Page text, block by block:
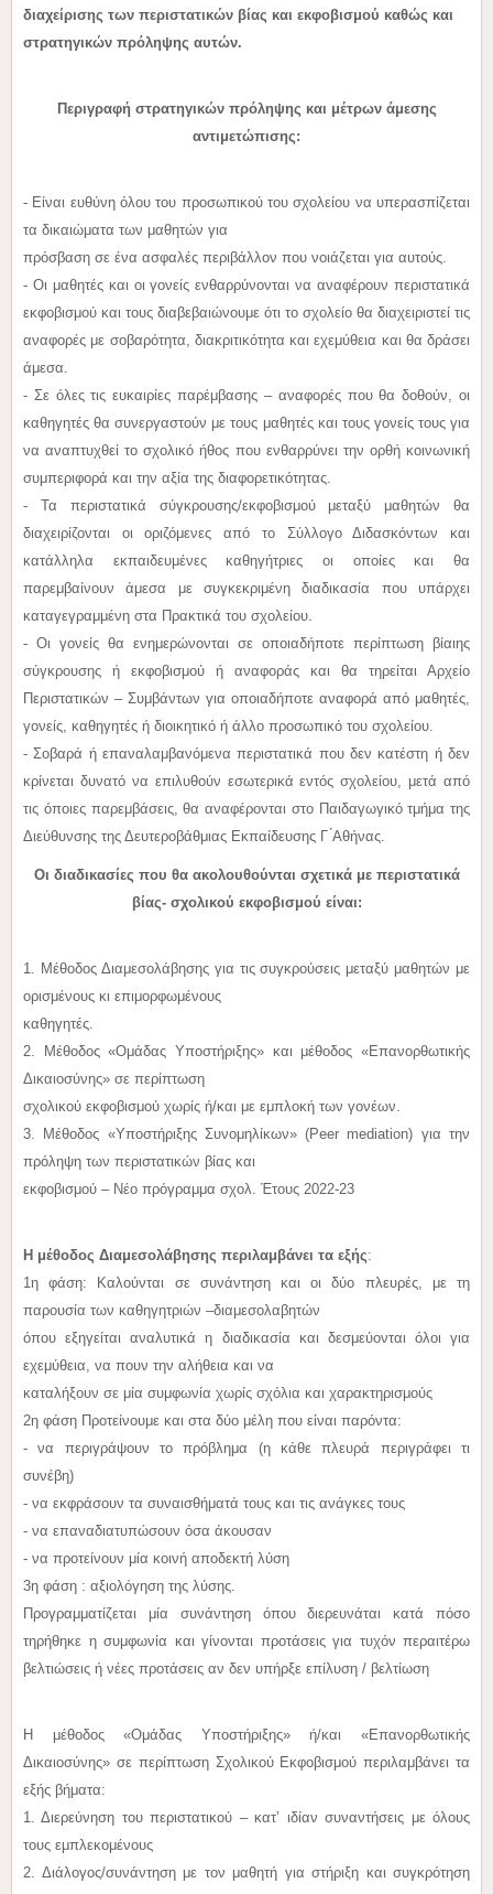
διαχείρισης των περιστατικών βίας και εκφοβισμού καθώς και
στρατηγικών πρόληψης αυτών.
Περιγραφή στρατηγικών πρόληψης και μέτρων άμεσης
αντιμετώπισης:
- Είναι ευθύνη όλου του προσωπικού του σχολείου να υπερασπίζεται
τα δικαιώματα των μαθητών για
πρόσβαση σε ένα ασφαλές περιβάλλον που νοιάζεται για αυτούς.
- Οι μαθητές και οι γονείς ενθαρρύνονται να αναφέρουν περιστατικά
εκφοβισμού και τους διαβεβαιώνουμε ότι το σχολείο θα διαχειριστεί τις
αναφορές με σοβαρότητα, διακριτικότητα και εχεμύθεια και θα δράσει
άμεσα.
- Σε όλες τις ευκαιρίες παρέμβασης – αναφορές που θα δοθούν, οι
καθηγητές θα συνεργαστούν με τους μαθητές και τους γονείς τους για
να αναπτυχθεί το σχολικό ήθος που ενθαρρύνει την ορθή κοινωνική
συμπεριφορά και την αξία της διαφορετικότητας.
- Τα περιστατικά σύγκρουσης/εκφοβισμού μεταξύ μαθητών θα
διαχειρίζονται οι οριζόμενες από το Σύλλογο Διδασκόντων και
κατάλληλα εκπαιδευμένες καθηγήτριες οι οποίες και θα
παρεμβαίνουν άμεσα με συγκεκριμένη διαδικασία που υπάρχει
καταγεγραμμένη στα Πρακτικά του σχολείου.
- Οι γονείς θα ενημερώνονται σε οποιαδήποτε περίπτωση βίαιης
σύγκρουσης ή εκφοβισμού ή αναφοράς και θα τηρείται Αρχείο
Περιστατικών – Συμβάντων για οποιαδήποτε αναφορά από μαθητές,
γονείς, καθηγητές ή διοικητικό ή άλλο προσωπικό του σχολείου.
- Σοβαρά ή επαναλαμβανόμενα περιστατικά που δεν κατέστη ή δεν
κρίνεται δυνατό να επιλυθούν εσωτερικά εντός σχολείου, μετά από
τις όποιες παρεμβάσεις, θα αναφέρονται στο Παιδαγωγικό τμήμα της
Διεύθυνσης της Δευτεροβάθμιας Εκπαίδευσης Γ ́Αθήνας.
Οι διαδικασίες που θα ακολουθούνται σχετικά με περιστατικά
βίας- σχολικού εκφοβισμού είναι:
1. Μέθοδος Διαμεσολάβησης για τις συγκρούσεις μεταξύ μαθητών με
ορισμένους κι επιμορφωμένους
καθηγητές.
2. Μέθοδος «Ομάδας Υποστήριξης» και μέθοδος «Επανορθωτικής
Δικαιοσύνης» σε περίπτωση
σχολικού εκφοβισμού χωρίς ή/και με εμπλοκή των γονέων.
3. Μέθοδος «Υποστήριξης Συνομηλίκων» (Peer mediation) για την
πρόληψη των περιστατικών βίας και
εκφοβισμού – Nέο πρόγραμμα σχολ. Έτους 2022-23
Η μέθοδος Διαμεσολάβησης περιλαμβάνει τα εξής:
1η φάση: Καλούνται σε συνάντηση και οι δύο πλευρές, με τη
παρουσία των καθηγητριών –διαμεσολαβητών
όπου εξηγείται αναλυτικά η διαδικασία και δεσμεύονται όλοι για
εχεμύθεια, να πουν την αλήθεια και να
καταλήξουν σε μία συμφωνία χωρίς σχόλια και χαρακτηρισμούς
2η φάση Προτείνουμε και στα δύο μέλη που είναι παρόντα:
- να περιγράψουν το πρόβλημα (η κάθε πλευρά περιγράφει τι
συνέβη)
- να εκφράσουν τα συναισθήματά τους και τις ανάγκες τους
- να επαναδιατυπώσουν όσα άκουσαν
- να προτείνουν μία κοινή αποδεκτή λύση
3η φάση : αξιολόγηση της λύσης.
Προγραμματίζεται μία συνάντηση όπου διερευνάται κατά πόσο
τηρήθηκε η συμφωνία και γίνονται προτάσεις για τυχόν περαιτέρω
βελτιώσεις ή νέες προτάσεις αν δεν υπήρξε επίλυση / βελτίωση
Η μέθοδος «Ομάδας Υποστήριξης» ή/και «Επανορθωτικής
Δικαιοσύνης» σε περίπτωση Σχολικού Εκφοβισμού περιλαμβάνει τα
εξής βήματα:
1. Διερεύνηση του περιστατικού – κατ’ ιδίαν συναντήσεις με όλους
τους εμπλεκομένους
2. Διάλογος/συνάντηση με τον μαθητή για στήριξη και συγκρότηση